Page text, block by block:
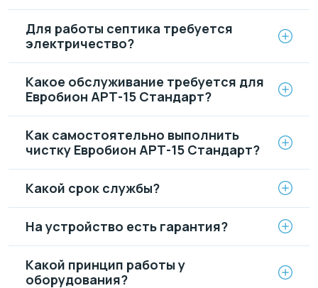
Для работы септика требуется
электричество?
Какое обслуживание требуется для
Евробион АРТ-15 Стандарт?
Как самостоятельно выполнить
чистку Евробион АРТ-15 Стандарт?
Какой срок службы?
На устройство есть гарантия?
Какой принцип работы у
оборудования?